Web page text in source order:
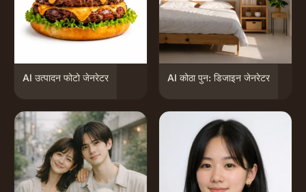
AI उत्पादन फोटो जेनरेटर AI कोठा पुन: डिजाइन जेनरेटर